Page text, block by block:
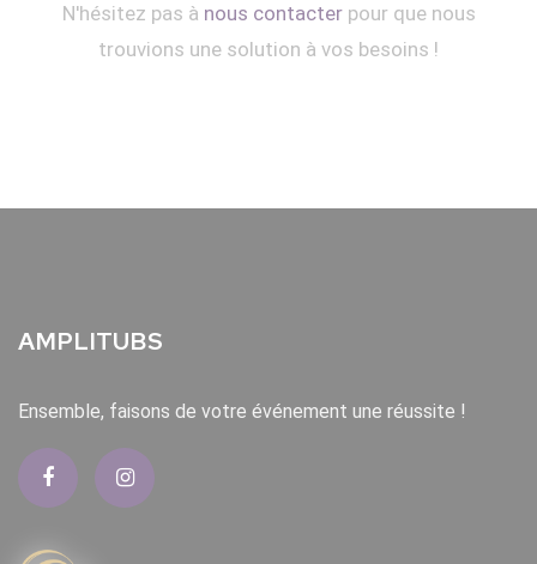
N'hésitez pas à nous contacterpour que nous
trouvions une solution à vos besoins !
AMPLITUBS
Ensemble, faisons de votre événement une réussite !